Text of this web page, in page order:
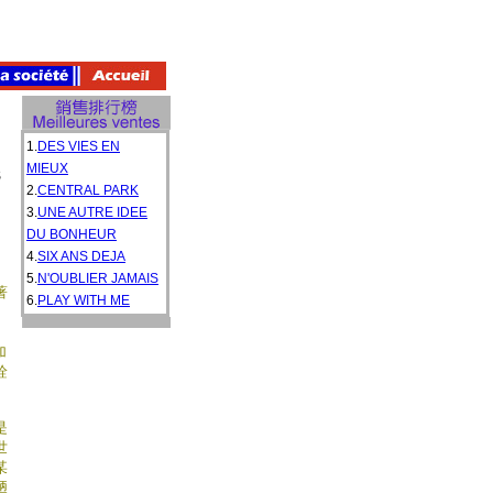
1.DES VIES EN
MIEUX
2.CENTRAL PARK
3.UNE AUTRE IDEE
DU BONHEUR
4.SIX ANS DEJA
5.N'OUBLIER JAMAIS
6.PLAY WITH ME